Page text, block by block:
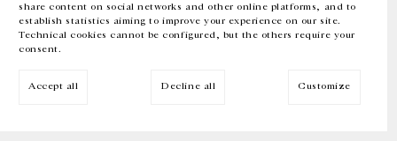
share content on social networks and other online platforms, and to
establish statistics aiming to improve your experience on our site.
Technical cookies cannot be configured, but the others require your
consent.
Accept all Decline all Customize
EN FR 中文 Facebook Instagram
Inscrivez-vous à notre newsletter